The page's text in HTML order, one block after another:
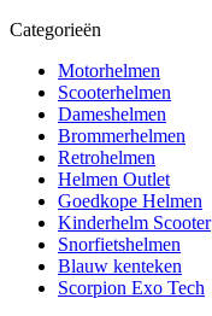
Categorieën
Motorhelmen
Scooterhelmen
Dameshelmen
Brommerhelmen
Retrohelmen
Helmen Outlet
Goedkope Helmen
Kinderhelm Scooter
Snorfietshelmen
Blauw kenteken
Scorpion Exo Tech